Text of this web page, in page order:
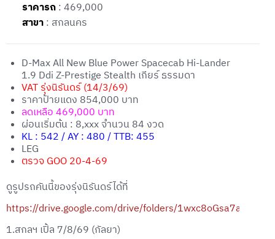
ราคารถ : 469,000
สาขา : สกลนคร
D-Max All New Blue Power Spacecab Hi-Lander
1.9 Ddi Z-Prestige Stealth เกียร์ ธรรมดา
VAT รุ่งนิรันดร์ (14/3/69)
ราคาป้ายแดง 854,000 บาท
ลดเหลือ 469,000 บาท
ผ่อนเริ่มต้น : 8,xxx จำนวน 84 งวด
KL : 542 / AY : 480 / TTB: 455
LEG
ตรวจ GOO 20-4-69
ดูรูปรถคันนี้ของรุ่งนิรันดร์ได้ที่
https://drive.google.com/drive/folders/
1.สกลฯ เปิ้ล 7/8/69 (กัลยา)